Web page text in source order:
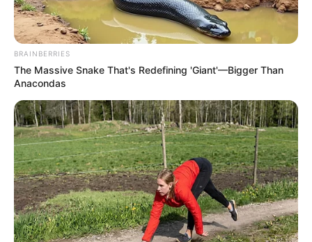
BRAINBERRIES
The Massive Snake That's Redefining 'Giant'—Bigger Than
Anacondas